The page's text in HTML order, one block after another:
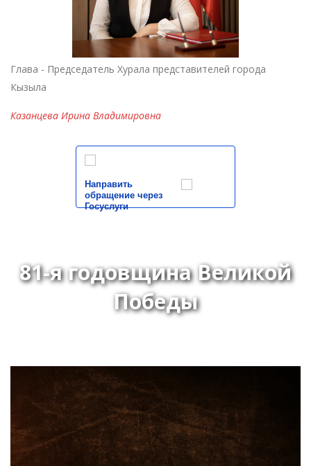
Глава - Председатель Хурала представителей города
Кызыла
Казанцева Ирина Владимировна
Направить
обращение через
Госуслуги
81-я годовщина Великой
Победы